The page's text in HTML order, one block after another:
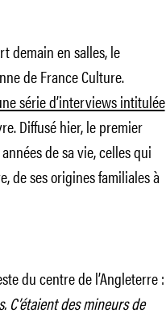
demain en salles, le
de France Culture.
série d’interviews intitulée
Diffusé hier, le premier
de sa vie, celles qui
de ses origines familiales à
du centre de l’Angleterre :
C’étaient des mineurs de